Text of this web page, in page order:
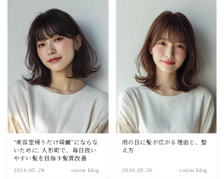
“美容室帰りだけ綺麗”にならな
いために. 人形町で、毎日扱い
やすい髪を目指す髪質改善
2026.05.28 coton blog
雨の日に髪が広がる理由と、整
え方
2026.05.26 coton blog